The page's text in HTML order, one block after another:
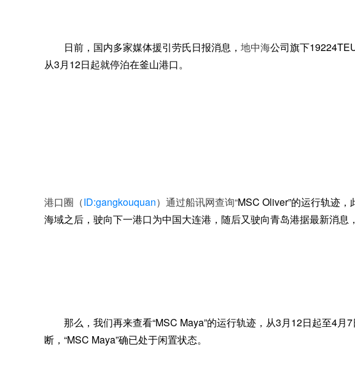
日前，国内多家媒体援引劳氏日报消息， 地中海公司旗下
从3月12日起就停泊在釜山港口。
港口圈（ID:gangkouquan）通过船讯网查询“MSC Oliver”的运行轨迹
海域之后，驶向下一港口为中国大连港，随后又驶向青岛港据最新消息
那么，我们再来查看“MSC Maya”的运行轨迹，从3月12日起至4
断， “MSC Maya”确已处于闲置状态。